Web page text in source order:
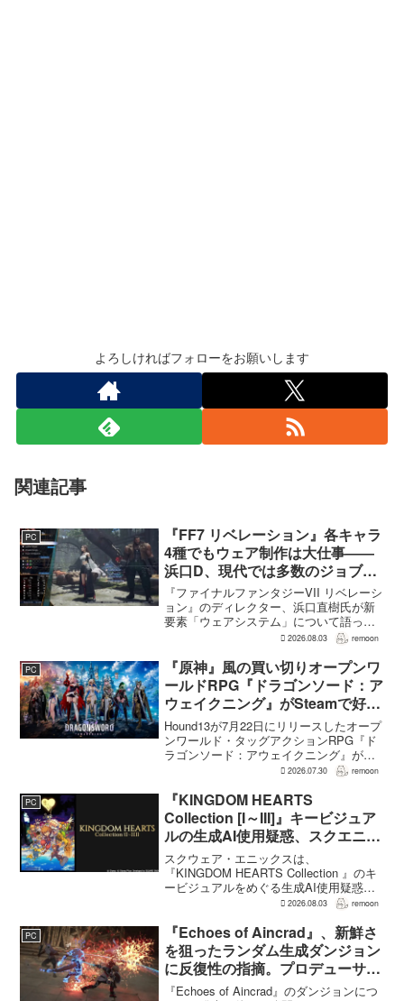
よろしければフォローをお願いします
関連記事
PC
『FF7 リベレーション』各キャラ
4種でもウェア制作は大仕事――
浜口D、現代では多数のジョブを
1作に盛り込むのは極めて困難と
説明
『ファイナルファンタジーVII リベレーシ
ョン』のディレクター、浜口直樹氏が新
要素「ウェアシステム」について語っ
た。本作では8人のパーティキャラクター
が、キャラクター数が多いため、作業量
はかなりのものにな...
2026.08.03 remoon
PC
『原神』風の買い切りオープンワ
ールドRPG『ドラゴンソード：ア
ウェイクニング』がSteamで好発
進。価格3,480円、レビュー5,000
件超で約90％好評
Hound13が7月22日にリリースしたオープ
ンワールド・タッグアクションRPG『ド
ラゴンソード：アウェイクニング』が、
Steamで好調なスタートを切った。7月30
ユーザーレビューは5,710件に達し、う...
2026.07.30 remoon
PC
『KINGDOM HEARTS
Collection [I～III]』キービジュア
ルの生成AI使用疑惑、スクエニが
否定――不自然な描写は「人為的
ミス」
スクウェア・エニックスは、
『KINGDOM HEARTS Collection 』のキ
ービジュアルをめぐる生成AI使用疑惑に
ついて、問題となったアセットは開発チ
不自然な箇所は「人為的ミス」によるも
のだと...
2026.08.03 remoon
PC
『Echoes of Aincrad』、新鮮さ
を狙ったランダム生成ダンジョン
に反復性の指摘。プロデューサー
は発売前に採用理由を説明
『Echoes of Aincrad』のダンジョンにつ